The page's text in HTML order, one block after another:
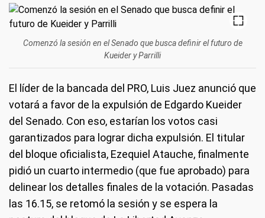
Comenzó la sesión en el Senado que busca definir el futuro de
Kueider y Parrilli
El líder de la bancada del PRO, Luis Juez anunció que
votará a favor de la expulsión de Edgardo Kueider
del Senado. Con eso, estarían los votos casi
garantizados para lograr dicha expulsión. El titular
del bloque oficialista, Ezequiel Atauche, finalmente
pidió un cuarto intermedio (que fue aprobado) para
delinear los detalles finales de la votación. Pasadas
las 16.15, se retomó la sesión y se espera la